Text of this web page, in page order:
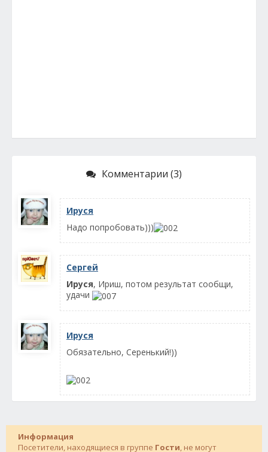
Комментарии (3)
Ируся
Надо попробовать)))
Сергей
Ируся, Ириш, потом результат сообщи,
удачи
Ируся
Обязательно, Серенький!))
Информация
Посетители, находящиеся в группе Гости, не могут